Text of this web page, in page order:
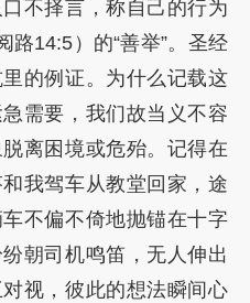
不择言，称自己的行为
路14:5）的“善举”。圣经
的例证。为什么记载这
需要，我们故当义不容
离困境或危殆。记得在
我驾车从教堂回家，途
不偏不倚地抛锚在十字
朝司机鸣笛，无人伸出
视，彼此的想法瞬间心